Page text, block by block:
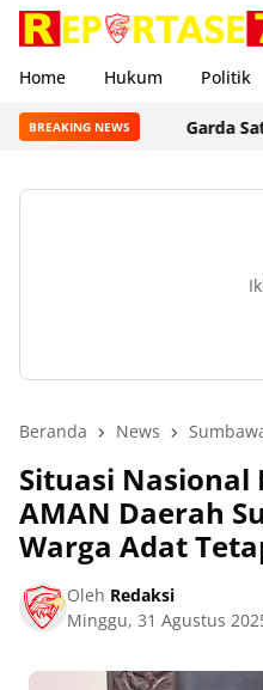
Home Hukum Politik
BREAKING NEWS Garda Satu
Beranda News
Situasi Nasional
AMAN Daerah
Warga Adat
Oleh Redaksi
Minggu, 31 Agustus